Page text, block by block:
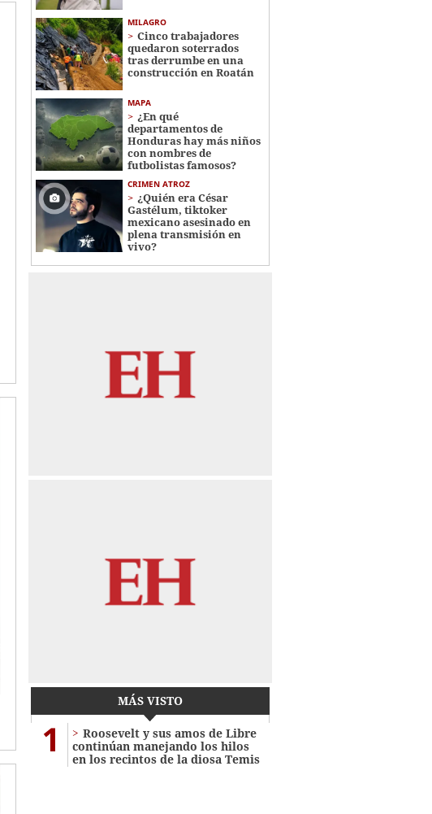
MILAGRO
Cinco trabajadores
quedaron soterrados
tras derrumbe en una
construcción en Roatán
MAPA
¿En qué
departamentos de
Honduras hay más niños
con nombres de
futbolistas famosos?
CRIMEN ATROZ
¿Quién era César
Gastélum, tiktoker
mexicano asesinado en
plena transmisión en
vivo?
MÁS VISTO
1
Roosevelt y sus amos de Libre
continúan manejando los hilos
en los recintos de la diosa Temis